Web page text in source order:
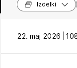
Izdelki
22. maj 2026 |